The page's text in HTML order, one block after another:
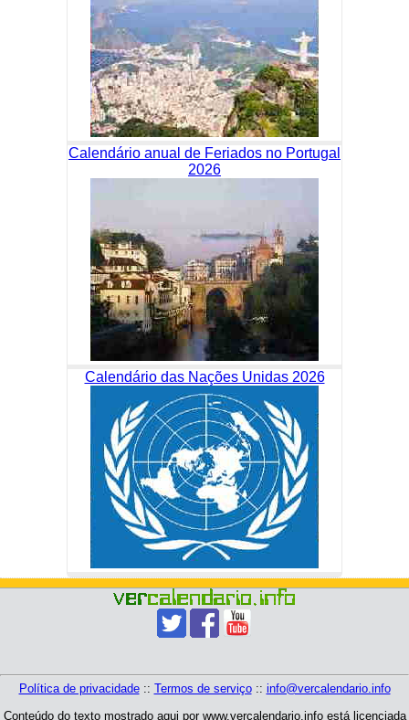
Calendário anual de Feriados no Portugal
2026
Calendário das Nações Unidas 2026
Política de privacidade:: Termos de serviço:: info@vercalendario.info
Conteúdo do texto mostrado aqui por www.vercalendario.info está licenciada